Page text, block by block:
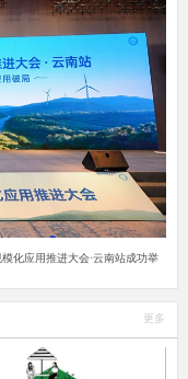
化应用推进大会·云南站成功举
更多